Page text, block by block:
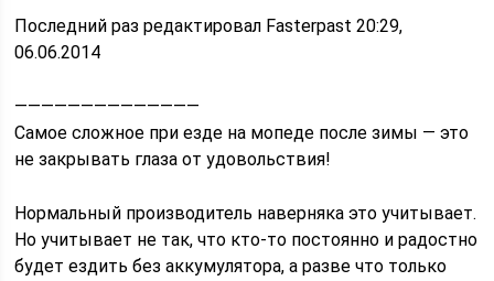
Последний раз редактировал Fasterpast 20:29,
06.06.2014
——————————————
Самое сложное при езде на мопеде после зимы — это
не закрывать глаза от удовольствия!
Нормальный производитель наверняка это учитывает.
Но учитывает не так, что кто-то постоянно и радостно
будет ездить без аккумулятора, а разве что только